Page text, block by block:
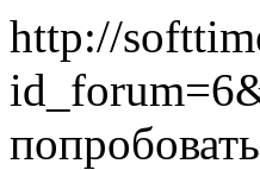
http://